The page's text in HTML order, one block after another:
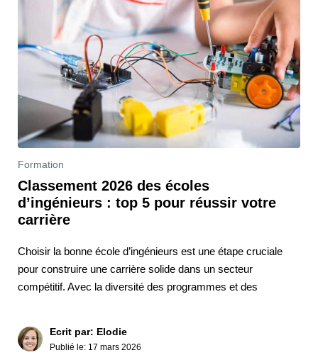
Formation
Classement 2026 des écoles
d’ingénieurs : top 5 pour réussir votre
carrière
Choisir la bonne école d’ingénieurs est une étape cruciale
pour construire une carrière solide dans un secteur
compétitif. Avec la diversité des programmes et des
Ecrit par: Elodie
Publié le: 17 mars 2026